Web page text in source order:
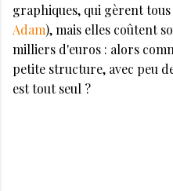
graphiques, qui gèrent tous
Adam), mais elles coûtent
milliers d'euros : alors
petite structure, avec peu
est tout seul ?